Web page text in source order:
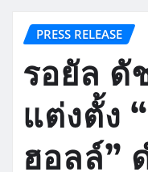
PRESS RELEASE
รอยัล ดั
แต่งตั้ง
ฮอลล์”